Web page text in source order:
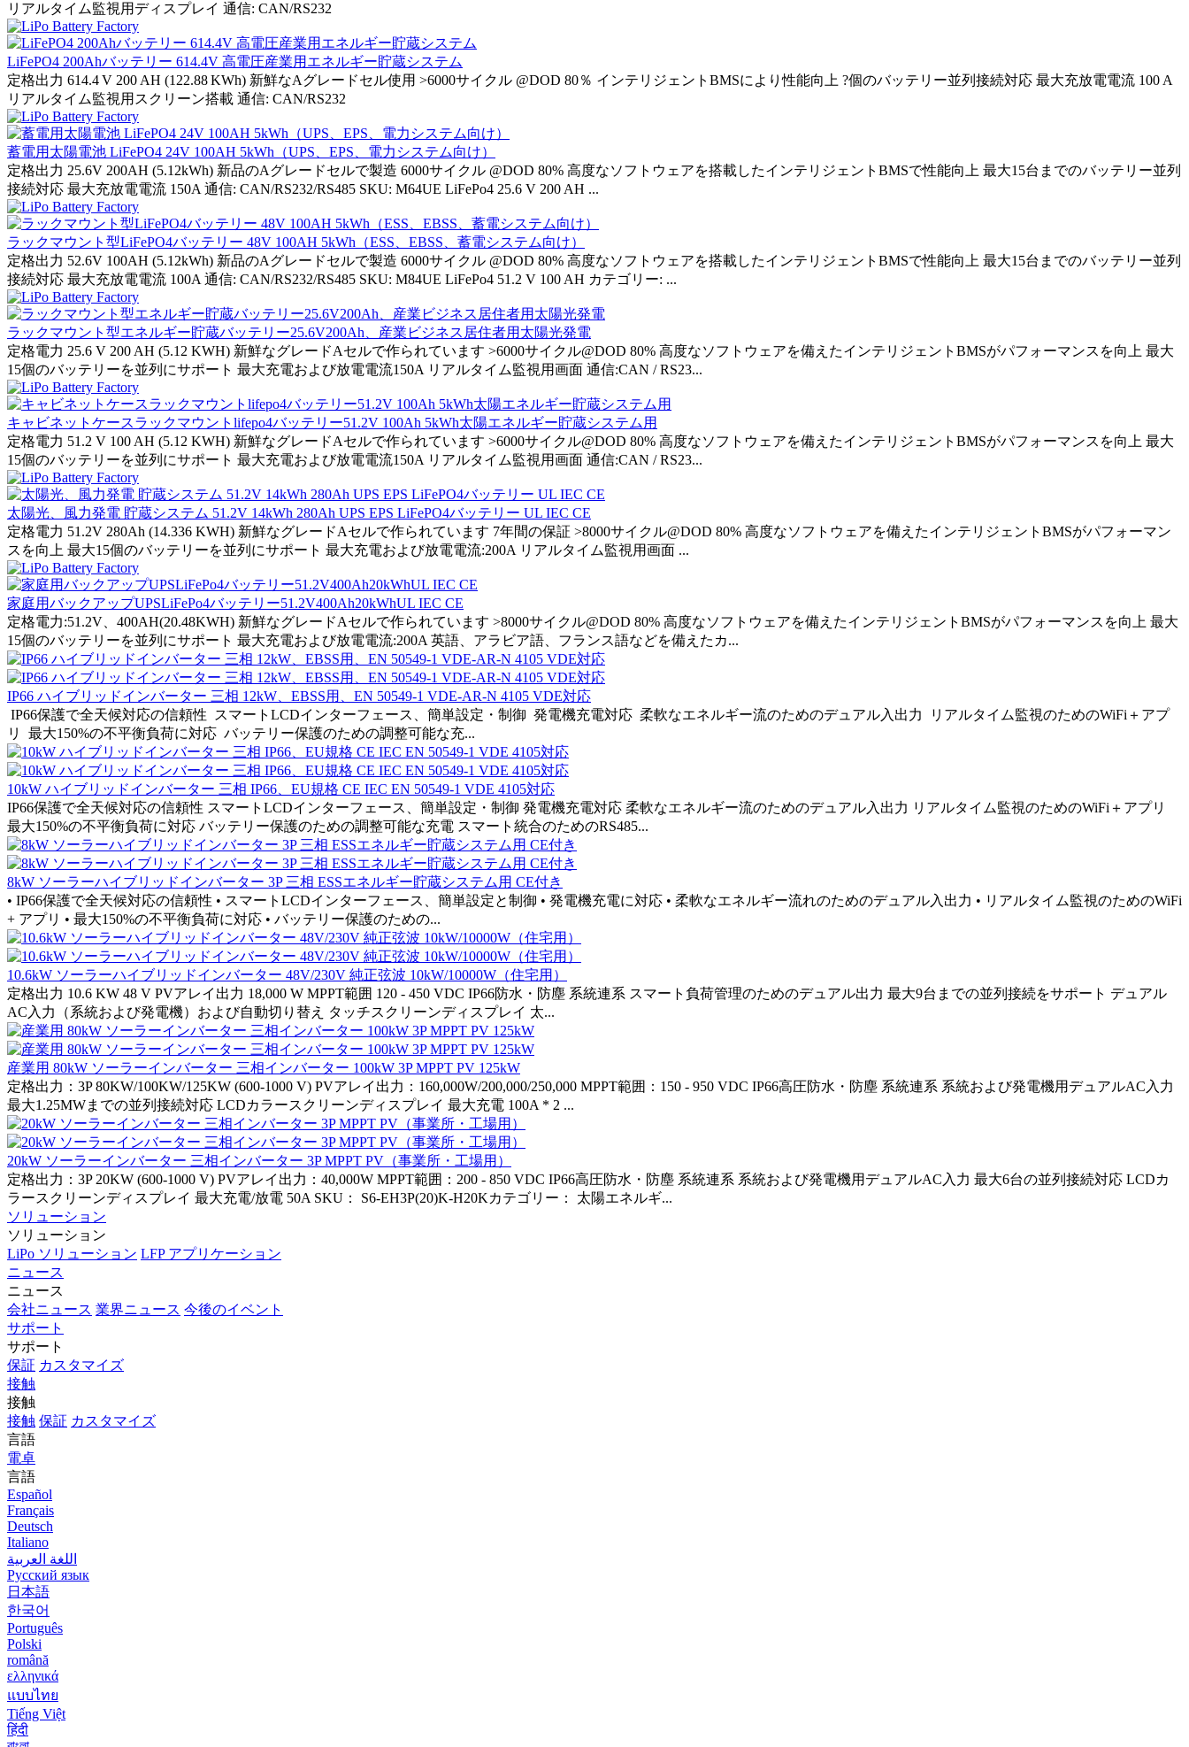
リアルタイム監視用ディスプレイ 通信: CAN/RS232
LiFePO4 200Ahバッテリー 614.4V 高電圧産業用エネルギー貯蔵システム
定格出力 614.4 V 200 AH (122.88 KWh) 新鮮なAグレードセル使用 >6000サイクル @DOD 80％ インテリジェントBMSにより性能向上 ?個のバッテリー並列接続対応 最大充放電電流 100 A
リアルタイム監視用スクリーン搭載 通信: CAN/RS232
蓄電用太陽電池 LiFePO4 24V 100AH 5kWh（UPS、EPS、電力システム向け）
定格出力 25.6V 200AH (5.12kWh) 新品のAグレードセルで製造 6000サイクル @DOD 80% 高度なソフトウェアを搭載したインテリジェントBMSで性能向上 最大15台までのバッテリー並列
接続対応 最大充放電電流 150A 通信: CAN/RS232/RS485 SKU: M64UE LiFePo4 25.6 V 200 AH ...
ラックマウント型LiFePO4バッテリー 48V 100AH 5kWh（ESS、EBSS、蓄電システム向け）
定格出力 52.6V 100AH (5.12kWh) 新品のAグレードセルで製造 6000サイクル @DOD 80% 高度なソフトウェアを搭載したインテリジェントBMSで性能向上 最大15台までのバッテリー並列
接続対応 最大充放電電流 100A 通信: CAN/RS232/RS485 SKU: M84UE LiFePo4 51.2 V 100 AH カテゴリー: ...
ラックマウント型エネルギー貯蔵バッテリー25.6V200Ah、産業ビジネス居住者用太陽光発電
定格電力 25.6 V 200 AH (5.12 KWH) 新鮮なグレードAセルで作られています >6000サイクル@DOD 80% 高度なソフトウェアを備えたインテリジェントBMSがパフォーマンスを向上 最大
15個のバッテリーを並列にサポート 最大充電および放電電流150A リアルタイム監視用画面 通信:CAN / RS23...
キャビネットケースラックマウントlifepo4バッテリー51.2V 100Ah 5kWh太陽エネルギー貯蔵システム用
定格電力 51.2 V 100 AH (5.12 KWH) 新鮮なグレードAセルで作られています >6000サイクル@DOD 80% 高度なソフトウェアを備えたインテリジェントBMSがパフォーマンスを向上 最大
15個のバッテリーを並列にサポート 最大充電および放電電流150A リアルタイム監視用画面 通信:CAN / RS23...
太陽光、風力発電 貯蔵システム 51.2V 14kWh 280Ah UPS EPS LiFePO4バッテリー UL IEC CE
定格電力 51.2V 280Ah (14.336 KWH) 新鮮なグレードAセルで作られています 7年間の保証 >8000サイクル@DOD 80% 高度なソフトウェアを備えたインテリジェントBMSがパフォーマン
スを向上 最大15個のバッテリーを並列にサポート 最大充電および放電電流:200A リアルタイム監視用画面 ...
家庭用バックアップUPSLiFePo4バッテリー51.2V400Ah20kWhUL IEC CE
定格電力:51.2V、400AH(20.48KWH) 新鮮なグレードAセルで作られています >8000サイクル@DOD 80% 高度なソフトウェアを備えたインテリジェントBMSがパフォーマンスを向上 最大
15個のバッテリーを並列にサポート 最大充電および放電電流:200A 英語、アラビア語、フランス語などを備えたカ...
IP66 ハイブリッドインバーター 三相 12kW、EBSS用、EN 50549-1 VDE-AR-N 4105 VDE対応
IP66保護で全天候対応の信頼性 スマートLCDインターフェース、簡単設定・制御 発電機充電対応 柔軟なエネルギー流のためのデュアル入出力 リアルタイム監視のためのWiFi＋アプ
リ 最大150%の不平衡負荷に対応 バッテリー保護のための調整可能な充...
10kW ハイブリッドインバーター 三相 IP66、EU規格 CE IEC EN 50549-1 VDE 4105対応
IP66保護で全天候対応の信頼性 スマートLCDインターフェース、簡単設定・制御 発電機充電対応 柔軟なエネルギー流のためのデュアル入出力 リアルタイム監視のためのWiFi＋アプリ
最大150%の不平衡負荷に対応 バッテリー保護のための調整可能な充電 スマート統合のためのRS485...
8kW ソーラーハイブリッドインバーター 3P 三相 ESSエネルギー貯蔵システム用 CE付き
• IP66保護で全天候対応の信頼性 • スマートLCDインターフェース、簡単設定と制御 • 発電機充電に対応 • 柔軟なエネルギー流れのためのデュアル入出力 • リアルタイム監視のためのWiFi
+ アプリ • 最大150%の不平衡負荷に対応 • バッテリー保護のための...
10.6kW ソーラーハイブリッドインバーター 48V/230V 純正弦波 10kW/10000W（住宅用）
定格出力 10.6 KW 48 V PVアレイ出力 18,000 W MPPT範囲 120 - 450 VDC IP66防水・防塵 系統連系 スマート負荷管理のためのデュアル出力 最大9台までの並列接続をサポート デュアル
AC入力（系統および発電機）および自動切り替え タッチスクリーンディスプレイ 太...
産業用 80kW ソーラーインバーター 三相インバーター 100kW 3P MPPT PV 125kW
定格出力：3P 80KW/100KW/125KW (600-1000 V) PVアレイ出力：160,000W/200,000/250,000 MPPT範囲：150 - 950 VDC IP66高圧防水・防塵 系統連系 系統および発電機用デュアルAC入力
最大1.25MWまでの並列接続対応 LCDカラースクリーンディスプレイ 最大充電 100A * 2 ...
20kW ソーラーインバーター 三相インバーター 3P MPPT PV（事業所・工場用）
定格出力：3P 20KW (600-1000 V) PVアレイ出力：40,000W MPPT範囲：200 - 850 VDC IP66高圧防水・防塵 系統連系 系統および発電機用デュアルAC入力 最大6台の並列接続対応 LCDカ
ラースクリーンディスプレイ 最大充電/放電 50A SKU： S6-EH3P(20)K-H20Kカテゴリー： 太陽エネルギ...
ソリューション
ソリューション
LiPo ソリューション LFP アプリケーション
ニュース
ニュース
会社ニュース 業界ニュース 今後のイベント
サポート
サポート
保証 カスタマイズ
接触
接触
接触 保証 カスタマイズ
言語
電卓
言語
Español
Français
Deutsch
Italiano
اللغة العربية
Русский язык
日本語
한국어
Português
Polski
română
ελληνικά
แบบไทย
Tiếng Việt
हिंदी